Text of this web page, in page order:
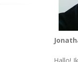
Hallo!